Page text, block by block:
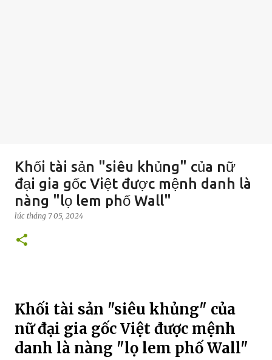
Khối tài sản "siêu khủng" của nữ
đại gia gốc Việt được mệnh danh là
nàng "lọ lem phố Wall"
lúc tháng 7 05, 2024
Khối tài sản "siêu khủng" của
nữ đại gia gốc Việt được mệnh
danh là nàng "lọ lem phố Wall"